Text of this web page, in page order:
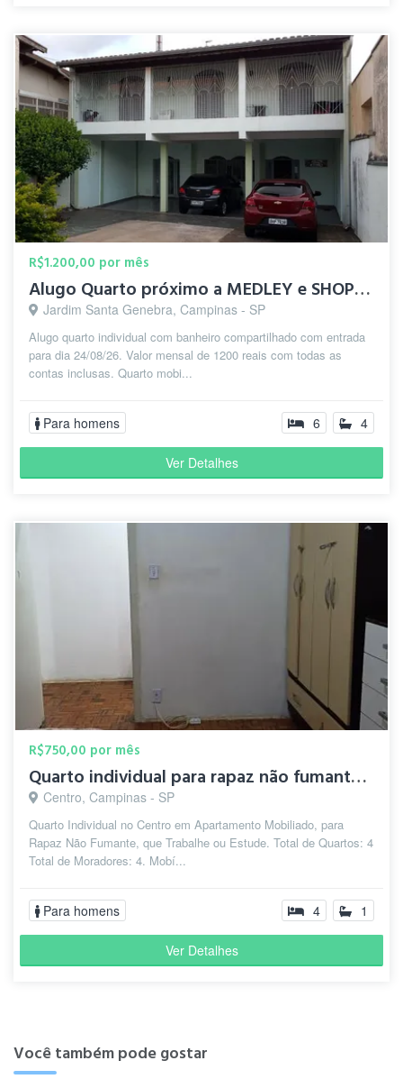
R$1.200,00 por mês
Alugo Quarto próximo a MEDLEY e SHOPPING D. PEDRO.
Jardim Santa Genebra, Campinas - SP
Alugo quarto individual com banheiro compartilhado com entrada
para dia 24/08/26. Valor mensal de 1200 reais com todas as
contas inclusas. Quarto mobi...
Para homens 6 4
Ver Detalhes
R$750,00 por mês
Quarto individual para rapaz não fumante q trabalha/estuda.
Centro, Campinas - SP
Quarto Individual no Centro em Apartamento Mobiliado, para
Rapaz Não Fumante, que Trabalhe ou Estude. Total de Quartos: 4
Total de Moradores: 4. Mobí...
Para homens 4 1
Ver Detalhes
Você também pode gostar